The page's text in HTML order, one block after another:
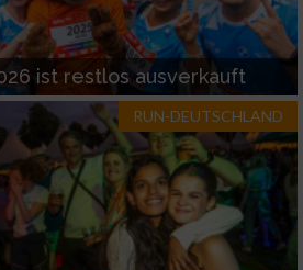
ist restlos ausverkauft
RUN-DEUTSCHLAND